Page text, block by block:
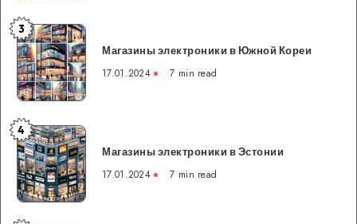
Магазины
электроники
в
Южной
3
Магазины электроники в Южной Кореи
17.01.2024 7 min read
Магазины
электроники
в
Эстонии
4
Магазины электроники в Эстонии
17.01.2024 7 min read